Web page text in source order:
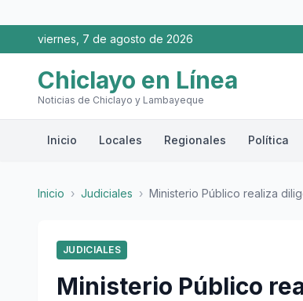
viernes, 7 de agosto de 2026
Chiclayo en Línea
Noticias de Chiclayo y Lambayeque
Inicio Locales Regionales Política
Inicio › Judiciales › Ministerio Público realiza
JUDICIALES
Ministerio Público